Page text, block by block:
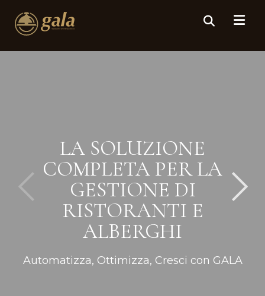
LA SOLUZIONE
COMPLETA PER LA
GESTIONE DI
RISTORANTI E
ALBERGHI
Automatizza, Ottimizza, Cresci con GALA